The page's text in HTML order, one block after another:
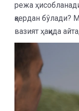
режа
қаердан бўлади?
вазият ҳақида